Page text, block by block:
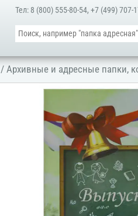
Тел: 8 (800) 555-80-54,+7 (499) 707-
/Архивные и адресные папки,